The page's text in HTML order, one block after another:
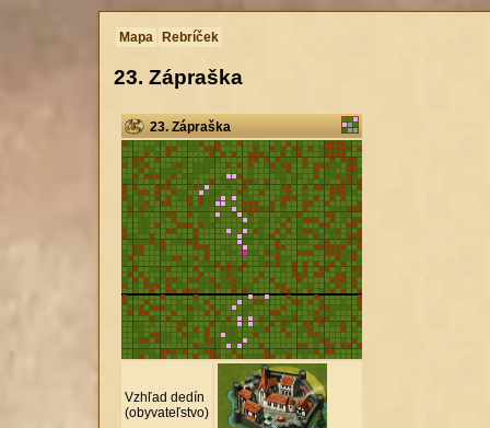
Mapa Rebríček
23. Zápraška
23. Zápraška
Vzhľad dedín
(obyvateľstvo)